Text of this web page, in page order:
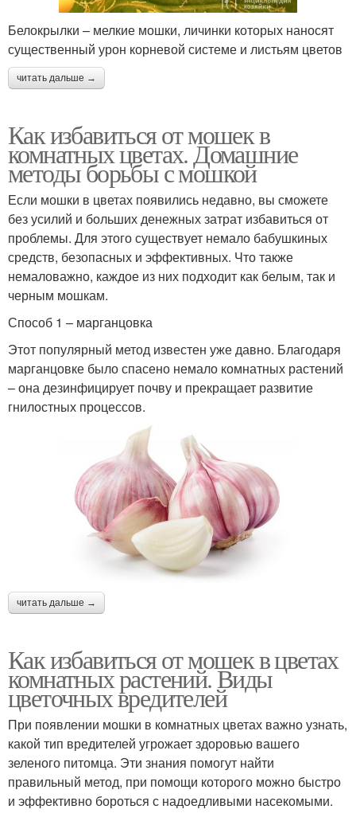
Белокрылки – мелкие мошки, личинки которых наносят
существенный урон корневой системе и листьям цветов
читать дальше →
Как избавиться от мошек в
комнатных цветах. Домашние
методы борьбы с мошкой
Если мошки в цветах появились недавно, вы сможете
без усилий и больших денежных затрат избавиться от
проблемы. Для этого существует немало бабушкиных
средств, безопасных и эффективных. Что также
немаловажно, каждое из них подходит как белым, так и
черным мошкам.
Способ 1 – марганцовка
Этот популярный метод известен уже давно. Благодаря
марганцовке было спасено немало комнатных растений
– она дезинфицирует почву и прекращает развитие
гнилостных процессов.
читать дальше →
Как избавиться от мошек в цветах
комнатных растений. Виды
цветочных вредителей
При появлении мошки в комнатных цветах важно узнать,
какой тип вредителей угрожает здоровью вашего
зеленого питомца. Эти знания помогут найти
правильный метод, при помощи которого можно быстро
и эффективно бороться с надоедливыми насекомыми.